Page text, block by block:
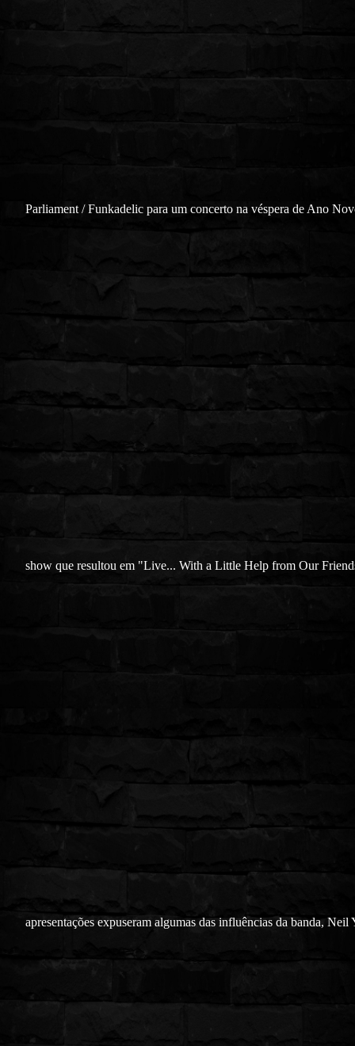
Parliament / Funkadelic para um concerto na véspera de Ano
show que resultou em "Live... With a Little Help from Our
apresentações expuseram algumas das influências da banda, Neil